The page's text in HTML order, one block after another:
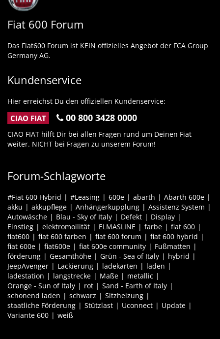
Fiat 600 Forum
Das Fiat600 Forum ist KEIN offizielles Angebot der FCA Group
Germany AG.
Kundenservice
Hier erreichst Du den offiziellen Kundenservice:
CIAO FIAT 00 800 3428 0000
CIAO FIAT hilft Dir bei allen Fragen rund um Deinen Fiat
weiter. NICHT bei Fragen zu unserem Forum!
Forum-Schlagworte
#Fiat 600 Hybrid #Leasing 600e abarth
Abarth 600e
akku
akkupflege Anhängerkupplung
Assistenz System
Autowäsche
Blau - Sky of Italy Defekt
Display
Einstieg
elektromoilität ELMASLINE farbe
fiat 600
fiat600
fiat 600 farben fiat 600 forum
fiat 600 hybrid
fiat 600e
fiat600e fiat 600e community
Fußmatten
förderung
Gesamthöhe Grün - Sea of Italy
hybrid
JeepAvenger
Lackierung ladekarten
laden
ladestation
langstrecke Maße
metallic
Orange - Sun of Italy
rot
Sand - Earth of Italy
schonend laden
schwarz
Sitzheizung
staatliche Förderung
Stützlast Uconnect
Update
Variante 600
weiß